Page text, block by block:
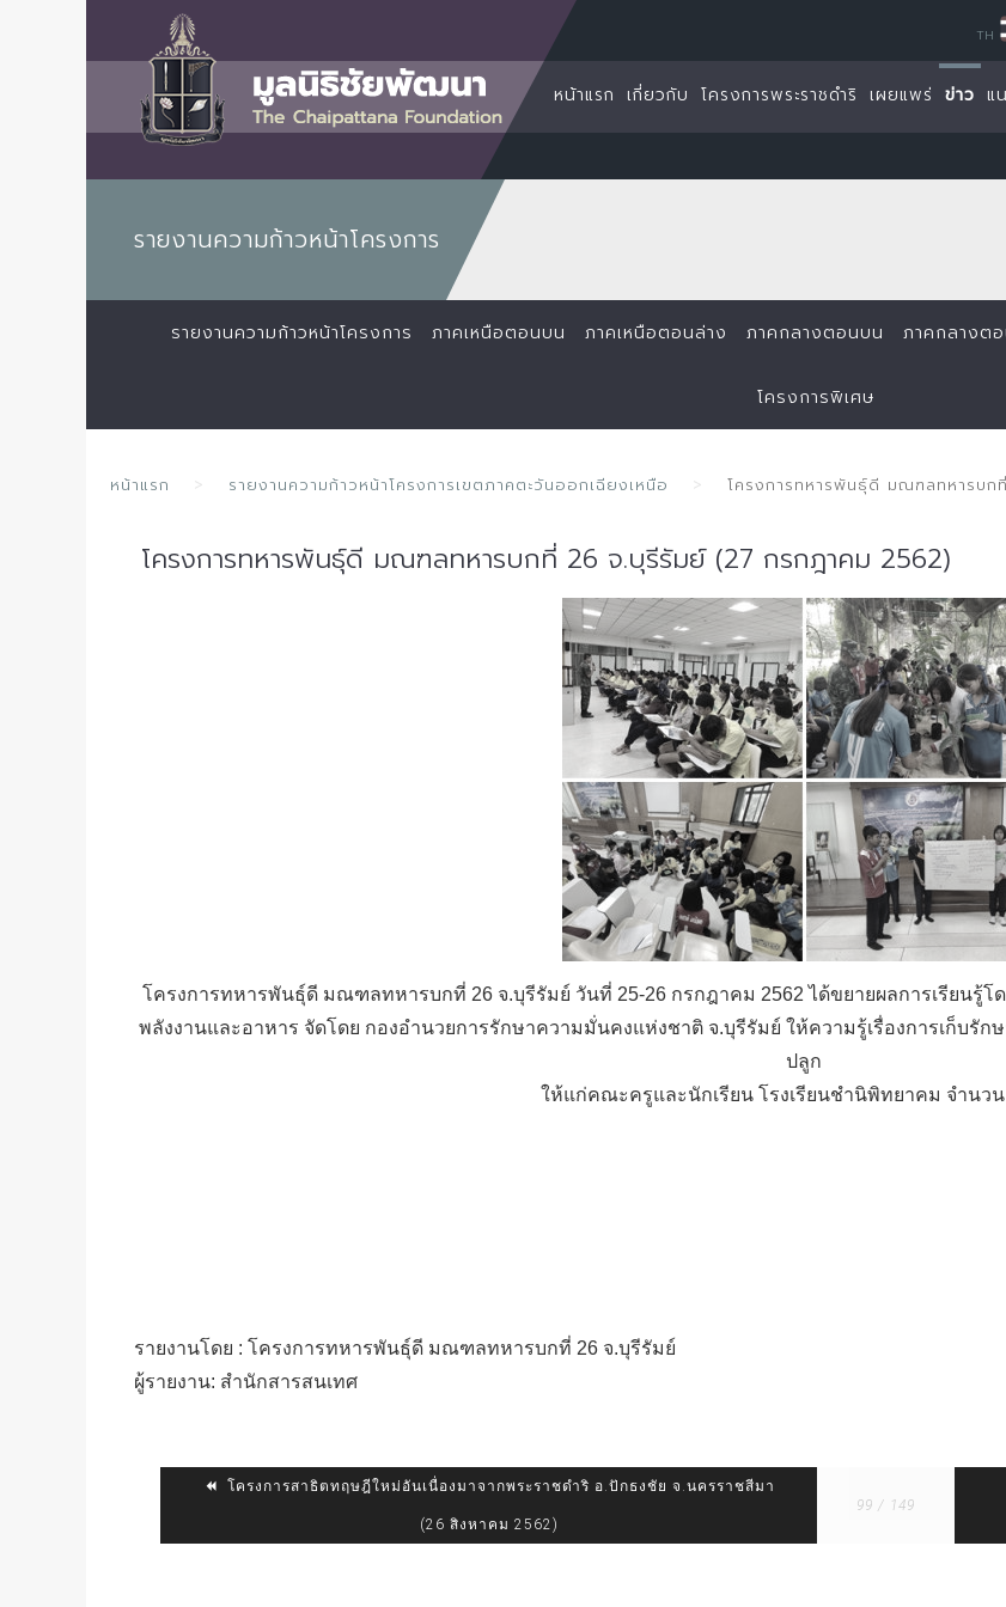
หน้าแรก เกี่ยวกับ โครงการพระราชดำริ เผยแพร่ ข่าว แ
TH
รายงานความก้าวหน้าโครงการ
รายงานความก้าวหน้าโครงการ ภาคเหนือตอนบน ภาคเหนือตอนล่าง ภาคกลางตอนบน ภาคกลางต
โครงการพิเศษ
หน้าแรก รายงานความก้าวหน้าโครงการเขตภาคตะวันออกเฉียงเหนือ โครงการทหารพันธุ์ดี มณฑลทหารบ
โครงการทหารพันธุ์ดี มณฑลทหารบกที่ 26 จ.บุรีรัมย์ (27 กรกฎาคม 2562)
โครงการทหารพันธุ์ดี มณฑลทหารบกที่ 26 จ.บุรีรัมย์ วันที่ 25-26 กรกฎาคม 2562 ได้ขยายผลการเรียนรู้โ
พลังงานและอาหาร จัดโดย กองอำนวยการรักษาความมั่นคงแห่งชาติ จ.บุรีรัมย์ ให้ความรู้เรื่องการเก็บรั
ปลูก
ให้แก่คณะครูและนักเรียน โรงเรียนชำนิพิทยาคม จำนวน
รายงานโดย : โครงการทหารพันธุ์ดี มณฑลทหารบกที่ 26 จ.บุรีรัมย์
ผู้รายงาน: สำนักสารสนเทศ
โครงการสาธิตทฤษฎีใหม่อันเนื่องมาจากพระราชดำริ อ.ปักธงชัย จ.นครราชสีมา
(26 สิงหาคม 2562)
99 / 149